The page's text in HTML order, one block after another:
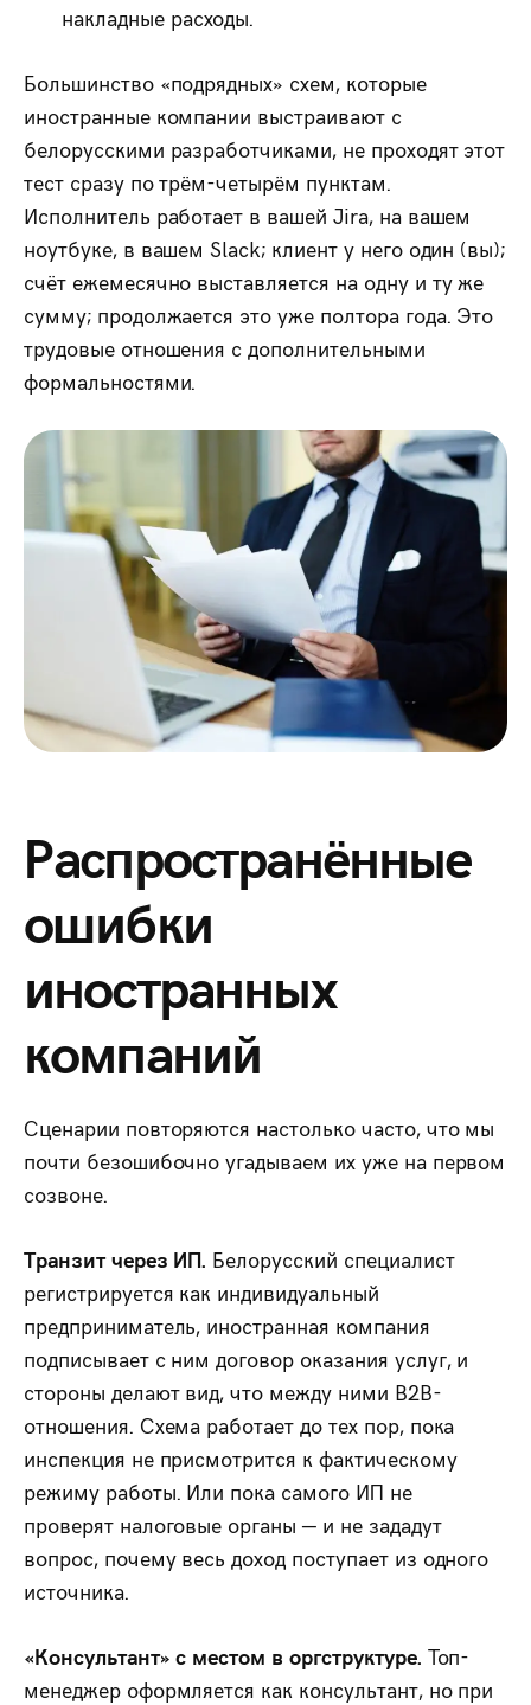
накладные расходы.
Большинство «подрядных» схем, которые
иностранные компании выстраивают с
белорусскими разработчиками, не проходят этот
тест сразу по трём-четырём пунктам.
Исполнитель работает в вашей Jira, на вашем
ноутбуке, в вашем Slack; клиент у него один (вы);
счёт ежемесячно выставляется на одну и ту же
сумму; продолжается это уже полтора года. Это
трудовые отношения с дополнительными
формальностями.
Распространённые
ошибки
иностранных
компаний
Сценарии повторяются настолько часто, что мы
почти безошибочно угадываем их уже на первом
созвоне.
Транзит через ИП. Белорусский специалист
регистрируется как индивидуальный
предприниматель, иностранная компания
подписывает с ним договор оказания услуг, и
стороны делают вид, что между ними B2B-
отношения. Схема работает до тех пор, пока
инспекция не присмотрится к фактическому
режиму работы. Или пока самого ИП не
проверят налоговые органы — и не зададут
вопрос, почему весь доход поступает из одного
источника.
«Консультант» с местом в оргструктуре. Топ-
менеджер оформляется как консультант, но при